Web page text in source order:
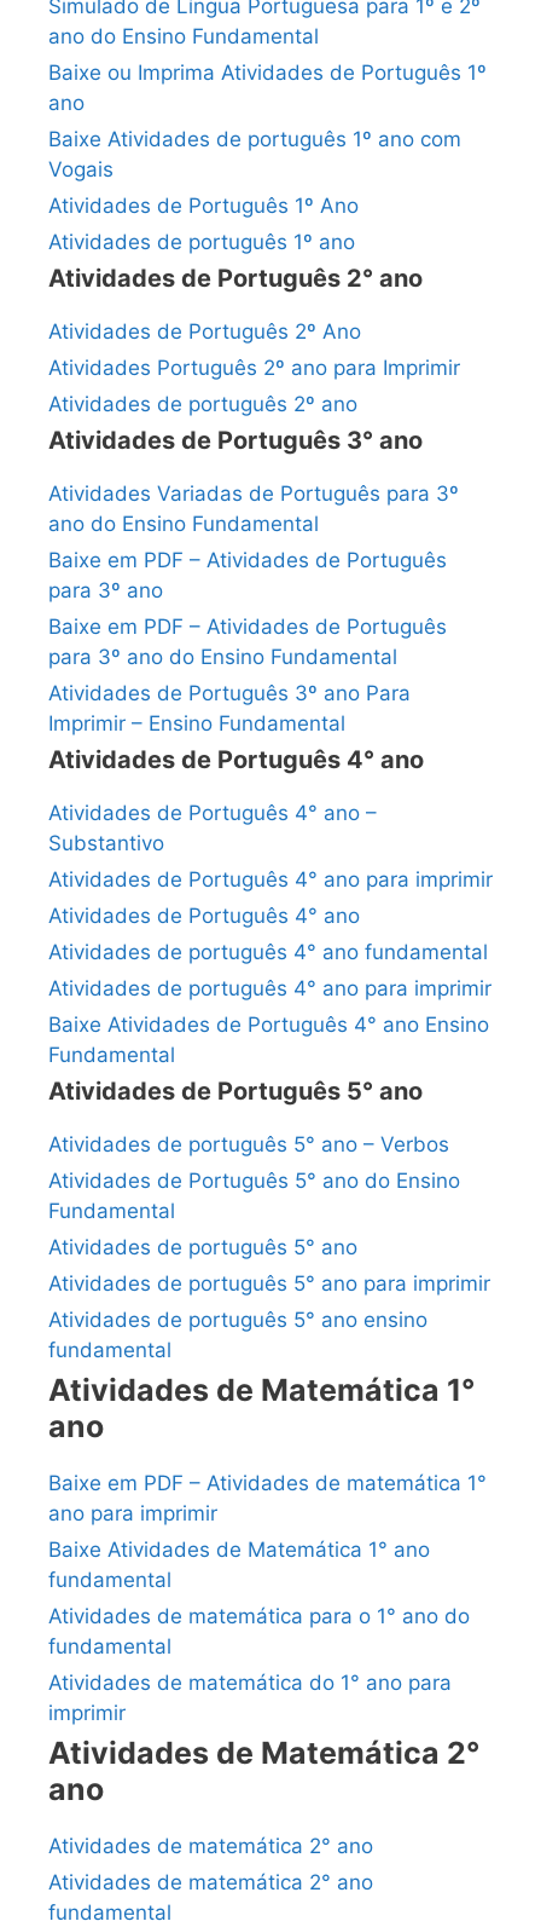
Simulado de Língua Portuguesa para 1º e 2º
ano do Ensino Fundamental
Baixe ou Imprima Atividades de Português 1º
ano
Baixe Atividades de português 1º ano com
Vogais
Atividades de Português 1º Ano
Atividades de português 1º ano
Atividades de Português 2° ano
Atividades de Português 2º Ano
Atividades Português 2º ano para Imprimir
Atividades de português 2º ano
Atividades de Português 3° ano
Atividades Variadas de Português para 3º
ano do Ensino Fundamental
Baixe em PDF – Atividades de Português
para 3º ano
Baixe em PDF – Atividades de Português
para 3º ano do Ensino Fundamental
Atividades de Português 3º ano Para
Imprimir – Ensino Fundamental
Atividades de Português 4° ano
Atividades de Português 4° ano –
Substantivo
Atividades de Português 4° ano para imprimir
Atividades de Português 4° ano
Atividades de português 4° ano fundamental
Atividades de português 4° ano para imprimir
Baixe Atividades de Português 4° ano Ensino
Fundamental
Atividades de Português 5° ano
Atividades de português 5° ano – Verbos
Atividades de Português 5° ano do Ensino
Fundamental
Atividades de português 5° ano
Atividades de português 5° ano para imprimir
Atividades de português 5° ano ensino
fundamental
Atividades de Matemática 1°
ano
Baixe em PDF – Atividades de matemática 1°
ano para imprimir
Baixe Atividades de Matemática 1° ano
fundamental
Atividades de matemática para o 1° ano do
fundamental
Atividades de matemática do 1° ano para
imprimir
Atividades de Matemática 2°
ano
Atividades de matemática 2° ano
Atividades de matemática 2° ano
fundamental